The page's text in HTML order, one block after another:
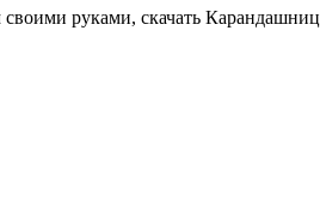
руками, скачать